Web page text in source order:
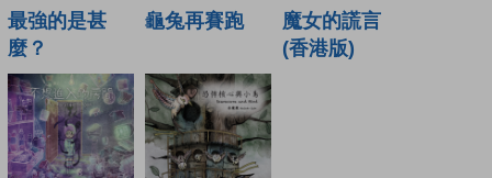
最強的是甚
麼？
龜兔再賽跑
魔女的謊言
(香港版)